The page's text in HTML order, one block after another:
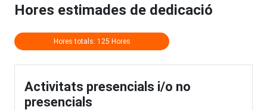
Hores estimades de dedicació
Hores totals: 125 Hores
Activitats presencials i/o no
presencials